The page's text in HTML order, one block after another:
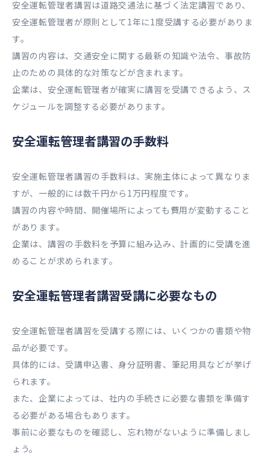
安全運転管理者講習は道路交通法に基づく法定講習であり、
安全運転管理者が原則として1年に1度受講する必要がありま
す。
講習の内容は、交通安全に関する最新の知識や法令、事故防
止のための具体的な対策などが含まれます。
企業は、安全運転管理者が確実に講習を受講できるよう、ス
ケジュールを調整する必要があります。
安全運転管理者講習の手数料
安全運転管理者講習の手数料は、実施主体によって異なりま
すが、一般的には数千円から1万円程度です。
講習の内容や時間、開催場所によっても費用が変動すること
があります。
企業は、講習の手数料を予算に組み込み、計画的に受講を進
めることが求められます。
安全運転管理者講習受講に必要なもの
安全運転管理者講習を受講する際には、いくつかの書類や物
品が必要です。
具体的には、受講申込書、身分証明書、筆記用具などが挙げ
られます。
また、企業によっては、社内の手続きに必要な書類を準備す
る必要がある場合もあります。
事前に必要なものを確認し、忘れ物がないように準備しまし
ょう。